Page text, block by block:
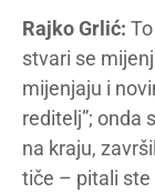
Rajko Grlić:
stvari se
mijenjaju i
reditelj”; onda
na kraju,
tiče – pitali ste